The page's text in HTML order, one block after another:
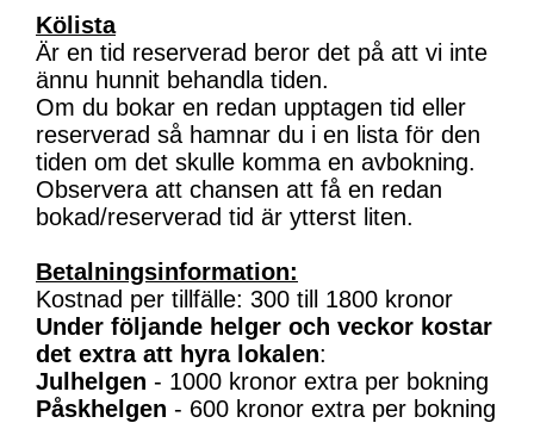
Kölista
Är en tid reserverad beror det på att vi inte
ännu hunnit behandla tiden.
Om du bokar en redan upptagen tid eller
reserverad så hamnar du i en lista för den
tiden om det skulle komma en avbokning.
Observera att chansen att få en redan
bokad/reserverad tid är ytterst liten.
Betalningsinformation:
Kostnad per tillfälle: 300 till 1800 kronor
Under följande helger och veckor kostar
det extra att hyra lokalen:
Julhelgen - 1000 kronor extra per bokning
Påskhelgen - 600 kronor extra per bokning